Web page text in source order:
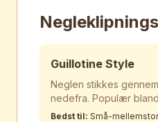
Guillotine Style
Neglen stikkes
nedefra. Populær
Bedst til: Små-